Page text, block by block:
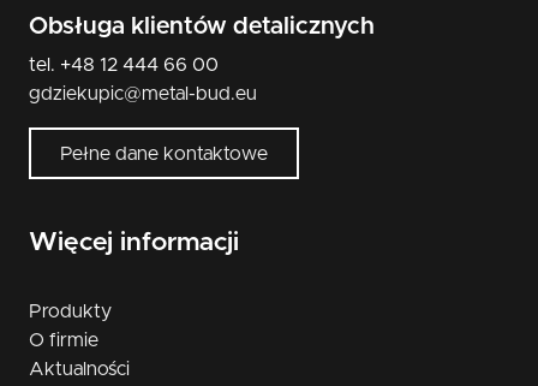
Obsługa klientów detalicznych
tel. +48 12 444 66 00
gdziekupic@metal-bud.eu
Pełne dane kontaktowe
Więcej informacji
Produkty
O firmie
Aktualności